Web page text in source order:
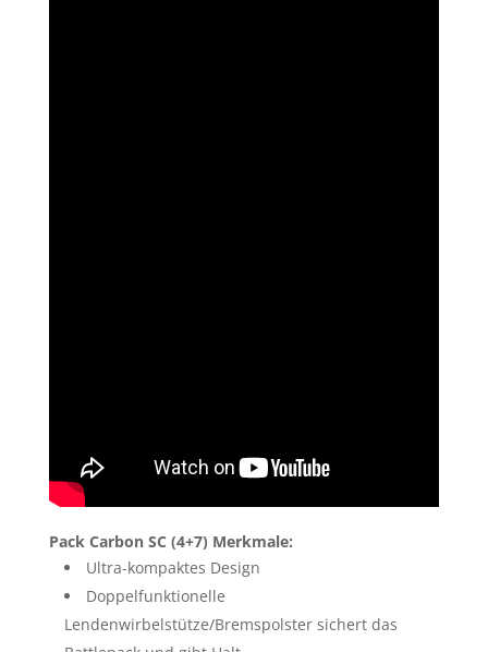
Pack Carbon SC (4+7) Merkmale:
Ultra-kompaktes Design
Doppelfunktionelle
Lendenwirbelstütze/Bremspolster sichert das